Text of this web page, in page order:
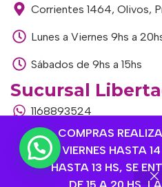
COMPRAS
VIERNES HASTA
HASTA 13 HS, SE
Corrientes 1464, Olivos,
Lunes a Viernes 9hs a
Sábados de 9hs a 15hs
Sucursal
1168893524
Av. del Libertador 1915,
Buenos Aires
Lunes a Viernes de 9hs a